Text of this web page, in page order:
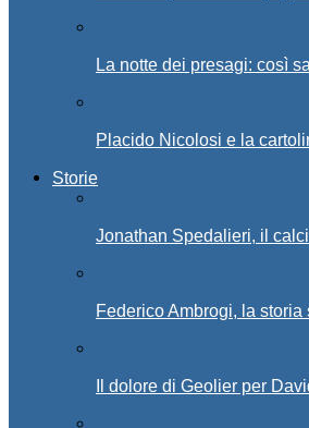
La notte dei presagi: così
Placido Nicolosi e la
Storie
Jonathan Spedalieri, il
Federico Ambrogi, la
Il dolore di Geolier per